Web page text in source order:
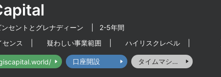
セントとグレナディーン
2-5年間
センス
疑わしい事業範囲 ハイリスクレベル
口座開設 タイムマシーン